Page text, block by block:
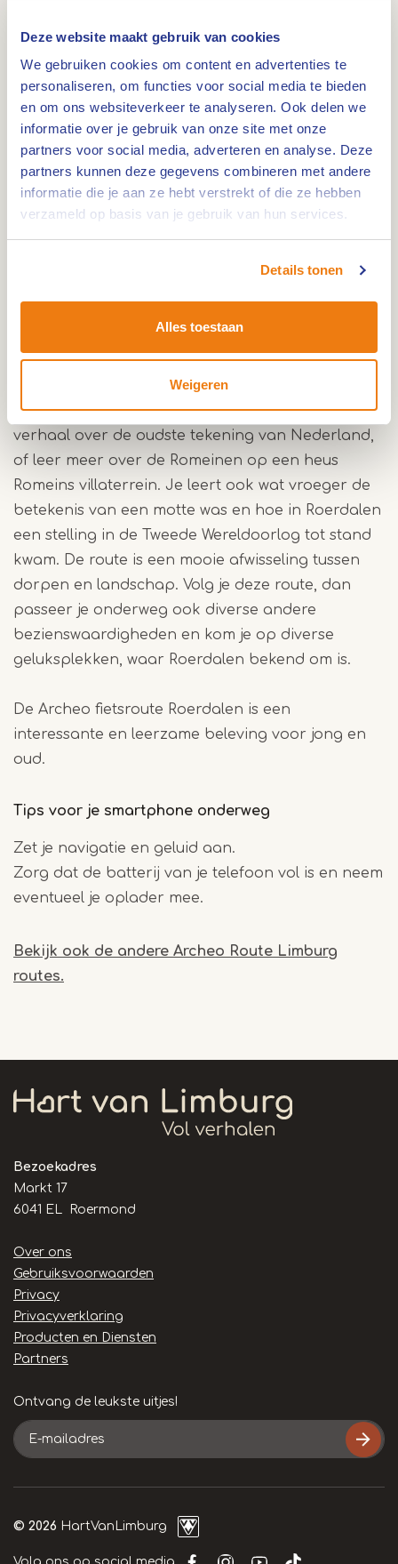
Deze website maakt gebruik van cookies
We gebruiken cookies om content en advertenties te
personaliseren, om functies voor social media te bieden
en om ons websiteverkeer te analyseren. Ook delen we
informatie over je gebruik van onze site met onze
partners voor social media, adverteren en analyse. Deze
partners kunnen deze gegevens combineren met andere
informatie die je aan ze hebt verstrekt of die ze hebben
verzameld op basis van je gebruik van hun services.
Details tonen
Alles toestaan
Weigeren
Route Limburg app.Download de appen start
vanuit de app de route. Onderweg word je
gewaarschuwd via een belletje als je bij een
interessante locatie komt.
Er is ook een extra infofolder over de Archeo
de bezienswaardigheden.
Op vier Archeo Route Limburg locaties ontdek je
diverse belangrijke aspecten en vondsten uit de
geschiedenis van Roerdalen. Denk hierbij aan het
verhaal over de oudste tekening van Nederland,
of leer meer over de Romeinen op een heus
Romeins villaterrein. Je leert ook wat vroeger de
betekenis van een motte was en hoe in Roerdalen
een stelling in de Tweede Wereldoorlog tot stand
kwam. De route is een mooie afwisseling tussen
dorpen en landschap. Volg je deze route, dan
passeer je onderweg ook diverse andere
bezienswaardigheden en kom je op diverse
geluksplekken, waar Roerdalen bekend om is.
De Archeo fietsroute Roerdalen is een
interessante en leerzame beleving voor jong en
oud.
Tips voor je smartphone onderweg
Zet je navigatie en geluid aan.
Zorg dat de batterij van je telefoon vol is en neem
eventueel je oplader mee.
Bekijk ook de andere Archeo Route Limburg
routes.
Bezoekadres
Markt 17
6041 EL Roermond
Handige
links
Over ons
Gebruiksvoorwaarden
Privacy
Privacyverklaring
Producten en Diensten
Partners
Ontvang de leukste uitjes!
E-
mailadres
© 2026 HartVanLimburg